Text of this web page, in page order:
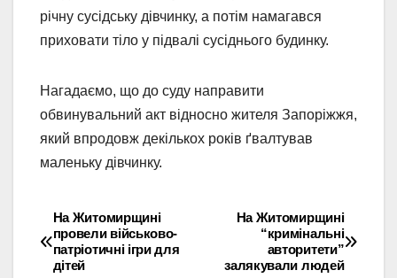
річну сусідську дівчинку, а потім намагався
приховати тіло у підвалі сусіднього будинку.
Нагадаємо, що до суду направити
обвинувальний акт відносно жителя Запоріжжя,
який впродовж декількох років ґвалтував
маленьку дівчинку.
Навігація
записів
На Житомирщині
“кримінальні
авторитети”
залякували людей
На Житомирщині
провели військово-
патріотичні ігри для
дітей